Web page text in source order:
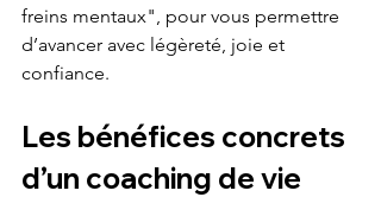
freins mentaux", pour vous permettre
d’avancer avec légèreté, joie et
confiance.
Les bénéfices concrets
d’un coaching de vie